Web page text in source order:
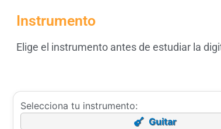
Instrumento
Elige el instrumento antes de estudiar la
Selecciona tu instrumento:
Guitar